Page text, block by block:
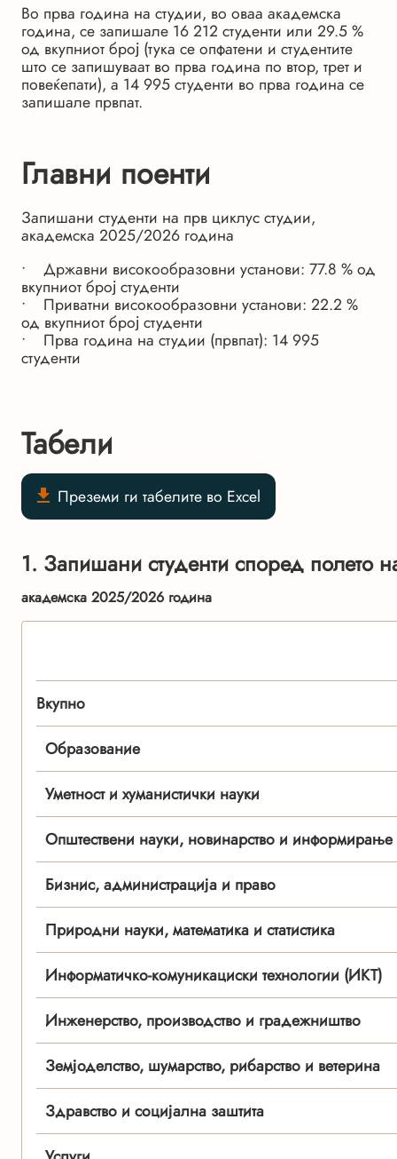
Во прва година на студии, во оваа академска
година, се запишале 16 212 студенти или 29.5 %
од вкупниот број (тука се опфатени и студентите
што се запишуваат во прва година по втор, трет и
повеќепати), а 14 995 студенти во прва година се
запишале првпат.
Главни поенти
Запишани студенти на прв циклус студии,
академска 2025/2026 година
• Државни високообразовни установи: 77.8 % од
вкупниот број студенти
• Приватни високообразовни установи: 22.2 %
од вкупниот број студенти
• Прва година на студии (првпат): 14 995
студенти
Табели
Преземи ги табелите во Excel
1. Запишани студенти според полето
академска 2025/2026 година
Вкупно
Образование
Уметност и хуманистички науки
Општествени науки, новинарство и информирање
Бизнис, администрација и право
Природни науки, математика и статистика
Информатичко-комуникациски технологии (ИКТ)
Инженерство, производство и градежништво
Земјоделство, шумарство, рибарство и ветерина
Здравство и социјална заштита